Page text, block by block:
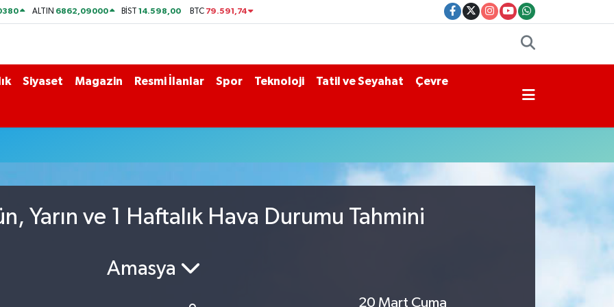
ALTIN 6862,09000 BİST14.598,00 BTC 79.591,74
Siyaset Magazin Resmi İlanlar Spor Teknoloji Tatil ve Seyahat Çevre
Yarın ve 1 Haftalık Hava Durumu Tahmini
Amasya
20 Mart Cuma